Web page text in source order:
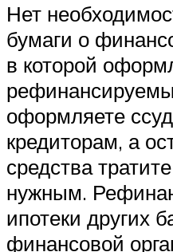
Нет
бумаги о
в которой
оформляете
кредиторам, а
средства
нужным.
ипотеки других
финансовой